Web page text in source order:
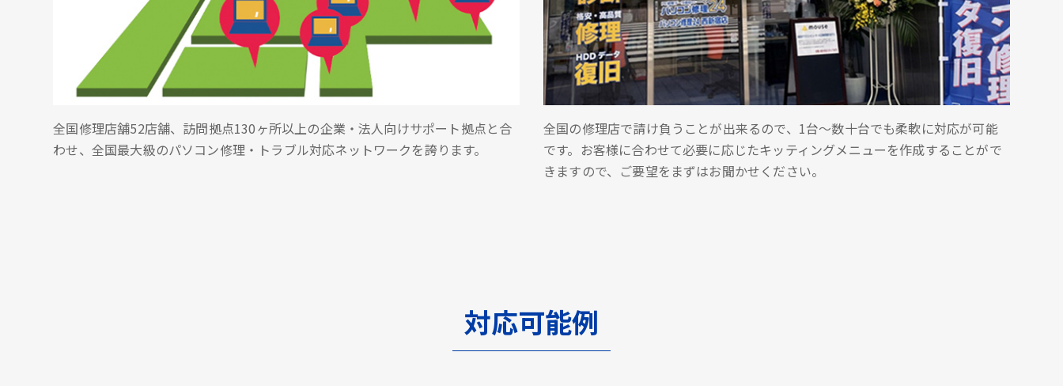
全国修理店舗52店舗、訪問拠点130ヶ所以上の企業・法人向けサポート拠点と合
わせ、全国最大級のパソコン修理・トラブル対応ネットワークを誇ります。
全国の修理店で請け負うことが出来るので、1台～数十台でも柔軟に対応が可能
です。お客様に合わせて必要に応じたキッティングメニューを作成することがで
きますので、ご要望をまずはお聞かせください。
対応可能例